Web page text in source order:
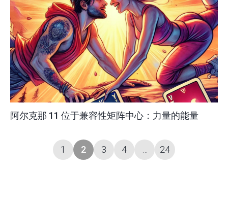
阿尔克那 11 位于兼容性矩阵中心：力量的能量
1 2 3 4 … 24